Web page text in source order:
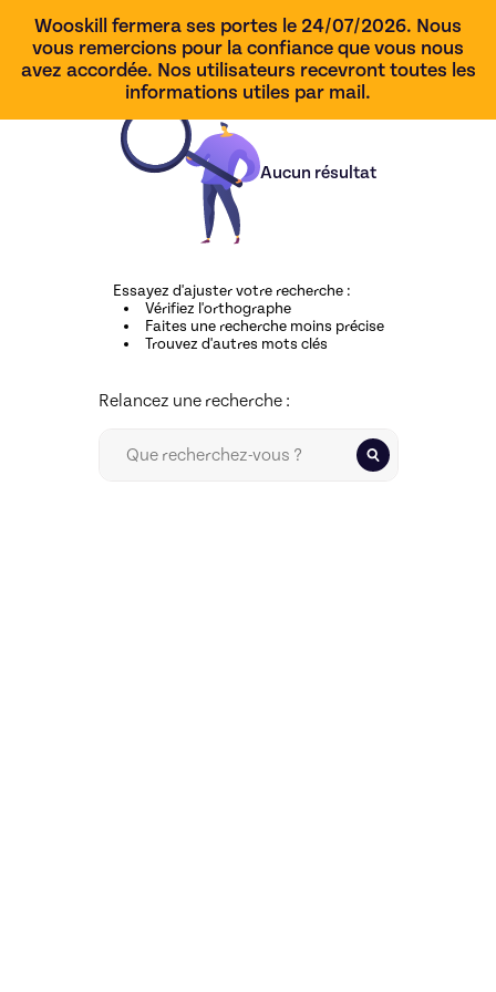
Wooskill fermera ses portes le 24/07/2026. Nous
vous remercions pour la confiance que vous nous
avez accordée. Nos utilisateurs recevront toutes les
informations utiles par mail.
Aucun résultat
Essayez d'ajuster votre recherche:
Vérifiez l'orthographe
Faites une recherche moins précise
Trouvez d'autres mots clés
Relancez une recherche :